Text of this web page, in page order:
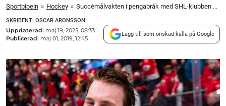
Sportbibeln » Hockey » Succémålvakten i pengabråk med SHL-klubben – dök inte upp på träningen
SKRIBENT: OSCAR ARONSSON
Uppdaterad: maj 19, 2025, 08:33
Publicerad: maj 01, 2019, 12:45
Lägg till som önskad källa på Google